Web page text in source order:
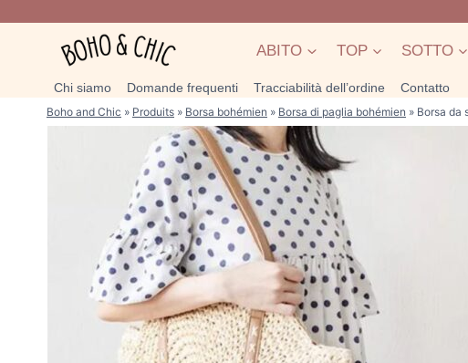
contenuto
ABITO TOP SOTTO
Chi siamo Domande frequenti Tracciabilità dell’ordine Contatto
Boho and Chic » Produits » Borsa bohémien » Borsa di paglia bohémien » Borsa da